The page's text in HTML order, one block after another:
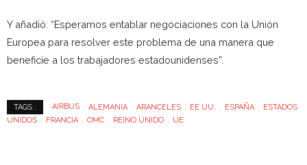
Y añadió: “Esperamos entablar negociaciones con la Unión
Europea para resolver este problema de una manera que
beneficie a los trabajadores estadounidenses”.
TAGS : AIRBUS ALEMANIA ARANCELES EE.UU. ESPAÑA
ESTADOS
UNIDOS
FRANCIA OMC REINO UNIDO UE